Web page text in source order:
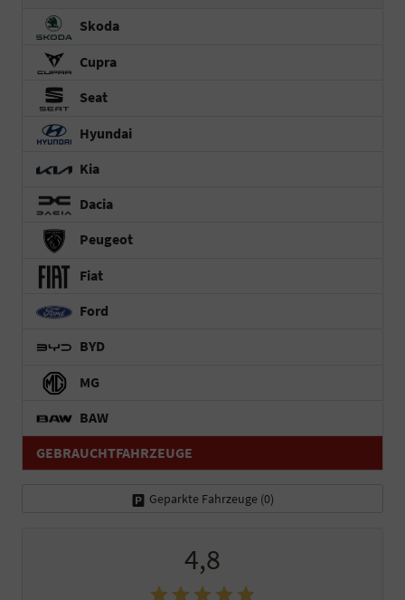
Skoda
Cupra
Seat
Hyundai
Kia
Dacia
Peugeot
Fiat
Ford
BYD
MG
BAW
GEBRAUCHTFAHRZEUGE
Geparkte Fahrzeuge (0)
4,8